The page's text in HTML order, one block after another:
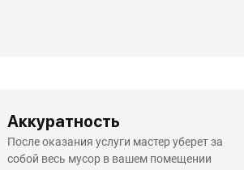
Аккуратность
После оказания услуги мастер уберет за
собой весь мусор в вашем помещении